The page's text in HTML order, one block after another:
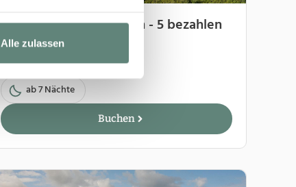
Alle zulassen
Boho - 7 Nächte bleiben - 5 bezahlen
27.06.27-18.07.27
ab 7 Nächte
Buchen